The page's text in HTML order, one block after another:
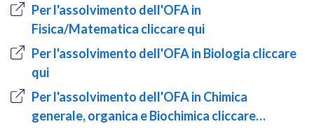
Per l'assolvimento dell'OFA in
Fisica/Matematica cliccare qui
Per l'assolvimento dell'OFA in Biologia cliccare
qui
Per l'assolvimento dell'OFA in Chimica
generale, organica e Biochimica cliccare…